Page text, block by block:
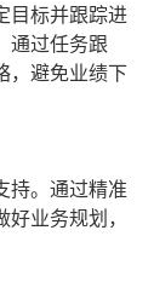
目标并跟踪进
通过任务跟
，避免业绩下
持。通过精准
业务规划，